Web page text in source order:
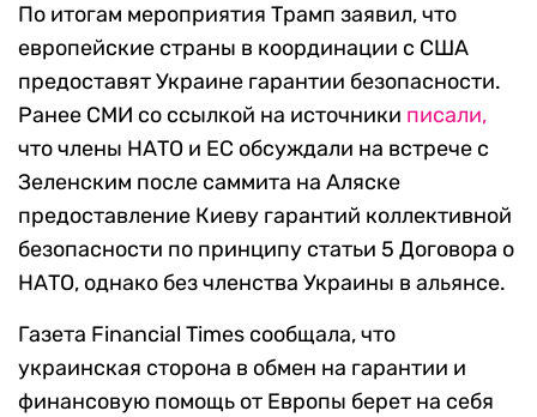
По итогам мероприятия Трамп заявил, что
европейские страны в координации с США
предоставят Украине гарантии безопасности.
Ранее СМИ со ссылкой на источники писали,
что члены НАТО и ЕС обсуждали на встрече с
Зеленским после саммита на Аляске
предоставление Киеву гарантий коллективной
безопасности по принципу статьи 5 Договора о
НАТО, однако без членства Украины в альянсе.
Газета Financial Times сообщала, что
украинская сторона в обмен на гарантии и
финансовую помощь от Европы берет на себя